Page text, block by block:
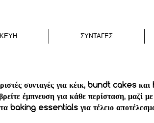
ΣΥΝΤΑΓΕΣ
συνταγές για κέικ, bundt cakes
έμπνευση για κάθε περίσταση, μαζί
baking essentials για τέλειο